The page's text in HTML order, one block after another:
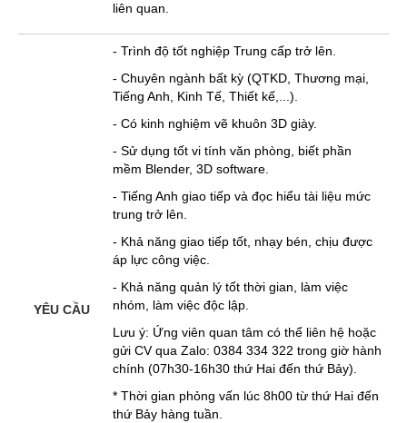
liên quan.
YÊU CẦU
- Trình độ tốt nghiệp Trung cấp trở lên.
- Chuyên ngành bất kỳ (QTKD, Thương mại,
Tiếng Anh, Kinh Tế, Thiết kế,...).
- Có kinh nghiệm vẽ khuôn 3D giày.
- Sử dụng tốt vi tính văn phòng, biết phần
mềm Blender, 3D software.
- Tiếng Anh giao tiếp và đọc hiểu tài liệu mức
trung trở lên.
- Khả năng giao tiếp tốt, nhạy bén, chịu được
áp lực công việc.
- Khả năng quản lý tốt thời gian, làm việc
nhóm, làm việc độc lập.
Lưu ý: Ứng viên quan tâm có thể liên hệ hoặc
gửi CV qua Zalo: 0384 334 322 trong giờ hành
chính (07h30-16h30 thứ Hai đến thứ Bảy).
* Thời gian phỏng vấn lúc 8h00 từ thứ Hai đến
thứ Bảy hàng tuần.